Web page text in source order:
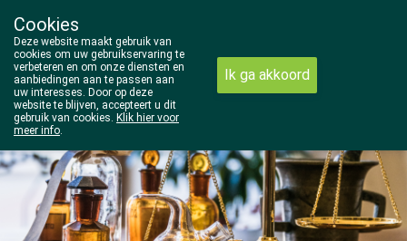
014/810298
Vandaag Nu gesloten
Cookies
Deze website maakt gebruik van
cookies om uw gebruikservaring te
verbeteren en om onze diensten en
aanbiedingen aan te passen aan
uw interesses. Door op deze
website te blijven, accepteert u dit
gebruik van cookies. Klik hier voor
meer info.
Ik ga akkoord